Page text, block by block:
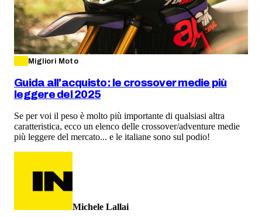
Migliori Moto
Guida all'acquisto: le crossover medie più
leggere del 2025
Se per voi il peso è molto più importante di qualsiasi altra
caratteristica, ecco un elenco delle crossover/adventure medie
più leggere del mercato... e le italiane sono sul podio!
Michele Lallai